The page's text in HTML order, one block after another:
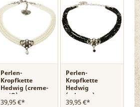
Perlen-
Kropfkette
Hedwig (creme-
weiß)
39,95 €*
Perlen-
Kropfkette
Hedwig
(schwarz)
39,95 €*